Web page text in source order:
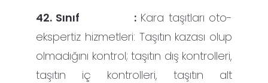
42. Sınıf :Kara taşıtları oto-
ekspertiz hizmetleri: Taşıtın kazası olup
olmadığını kontrol; taşıtın dış kontrolleri,
taşıtın iç kontrolleri, taşıtın alt